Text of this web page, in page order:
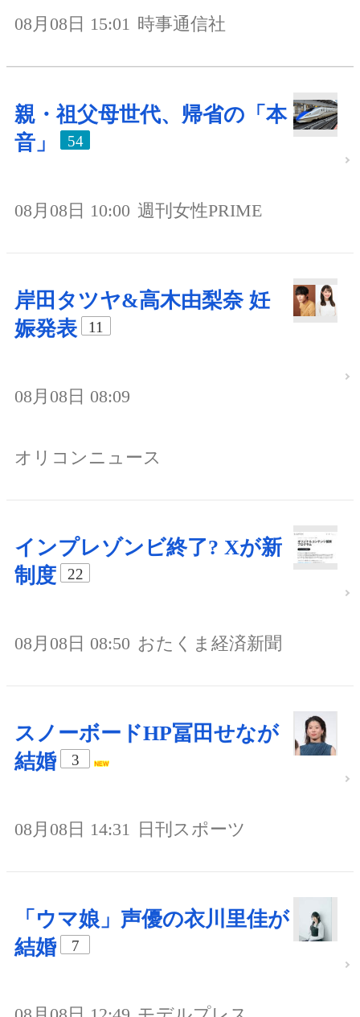
08月08日 15:01 時事通信社
親・祖父母世代、帰省の「本
音」
54
08月08日 10:00 週刊女性PRIME
岸田タツヤ&高木由梨奈 妊
娠発表
11
08月08日 08:09
オリコンニュース
インプレゾンビ終了? Xが新
制度
22
08月08日 08:50 おたくま経済新聞
スノーボードHP冨田せなが
結婚
3
08月08日 14:31 日刊スポーツ
「ウマ娘」声優の衣川里佳が
結婚
7